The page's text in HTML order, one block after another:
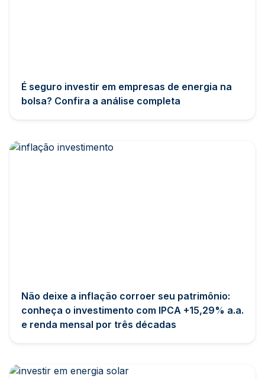
É seguro investir em empresas de energia na
bolsa? Confira a análise completa
Não deixe a inflação corroer seu patrimônio:
conheça o investimento com IPCA +15,29% a.a.
e renda mensal por três décadas